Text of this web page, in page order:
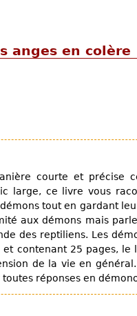
anges en colère
courte et précise
large, ce livre vous
tout en gardant
aux démons mais
des reptiliens. Les
contenant 25 pages, le
de la vie en
réponses en